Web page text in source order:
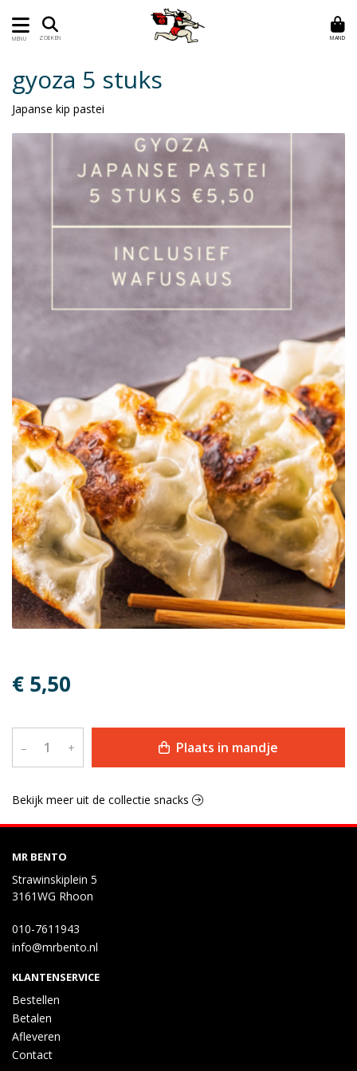
MENU ZOEKEN MAND
gyoza 5 stuks
Japanse kip pastei
€ 5,50
– + Plaats in mandje
Bekijk meer uit de collectie snacks
MR BENTO
Strawinskiplein 5
3161WG Rhoon
010-7611943
info@mrbento.nl
KLANTENSERVICE
Bestellen
Betalen
Afleveren
Contact